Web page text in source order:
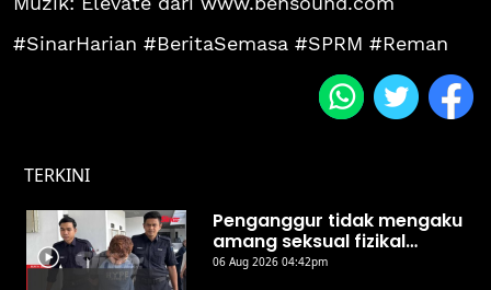
#SinarHarian #BeritaSemasa #SPRM #Reman
TERKINI
Penganggur tidak mengaku
amang seksual fizikal
remaja perempuan di hotel
06 Aug 2026 04:42pm